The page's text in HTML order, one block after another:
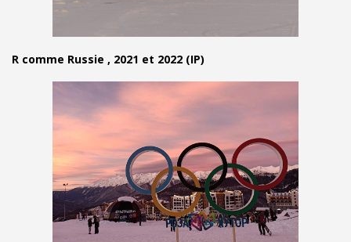
R comme Russie , 2021 et 2022 (IP)